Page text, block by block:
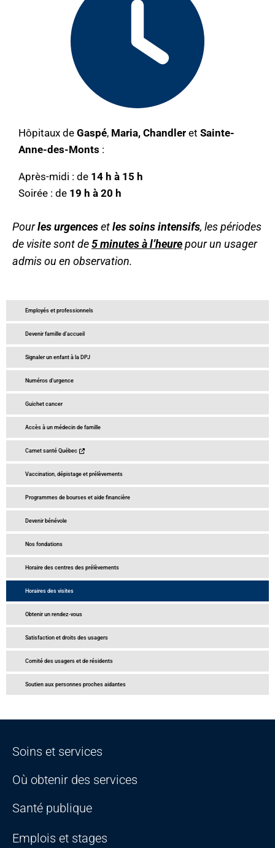
Employés et professionnels
Devenir famille d’accueil
Signaler un enfant à la DPJ
Numéros d’urgence
Guichet cancer
Accès à un médecin de famille
Carnet santé Québec
Vaccination, dépistage et prélèvements
Programmes de bourses et aide financière
Devenir bénévole
Nos fondations
Horaire des centres des prélèvements
Horaires des visites
Obtenir un rendez-vous
Satisfaction et droits des usagers
Comité des usagers et de résidents
Soutien aux personnes proches aidantes
Hôpitaux de Gaspé, Maria, Chandler et Sainte-
Anne-des-Monts :
Après-midi : de 14 h à 15 h
Soirée : de 19 h à 20 h
Pourles urgencesetles soins intensifs, les périodes
de visite sont de5 minutes à l’heurepour un usager
admis ou en observation.
Soins et services
Où obtenir des services
Santé publique
Emplois et stages